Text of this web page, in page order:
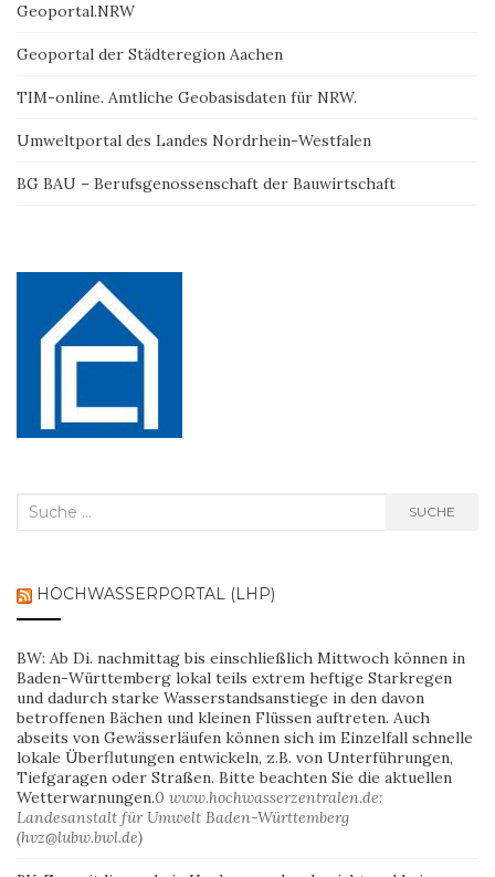
Geoportal.NRW
Geoportal der Städteregion Aachen
TIM-online. Amtliche Geobasisdaten für NRW.
Umweltportal des Landes Nordrhein-Westfalen
BG BAU – Berufsgenossenschaft der Bauwirtschaft
Suche
SUCHE
HOCHWASSERPORTAL (LHP)
BW: Ab Di. nachmittag bis einschließlich Mittwoch können in
Baden-Württemberg lokal teils extrem heftige Starkregen
und dadurch starke Wasserstandsanstiege in den davon
betroffenen Bächen und kleinen Flüssen auftreten. Auch
abseits von Gewässerläufen können sich im Einzelfall schnelle
lokale Überflutungen entwickeln, z.B. von Unterführungen,
Tiefgaragen oder Straßen. Bitte beachten Sie die aktuellen
Wetterwarnungen.0 www.hochwasserzentralen.de:
Landesanstalt für Umwelt Baden-Württemberg
(hvz@lubw.bwl.de)